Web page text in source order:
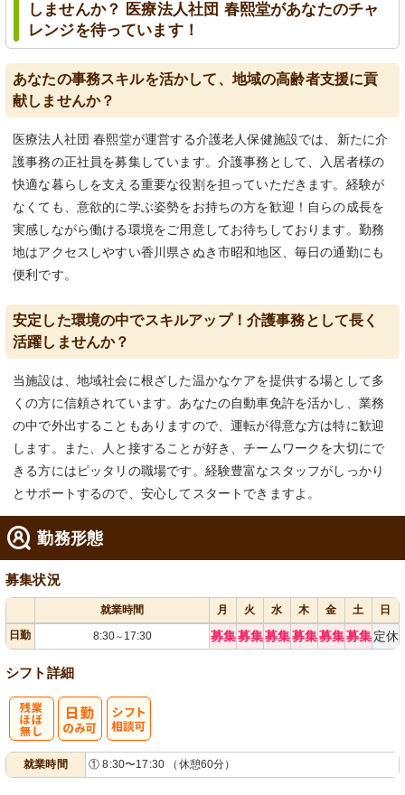
しませんか？ 医療法人社団 春熙堂があなたのチャ
レンジを待っています！
あなたの事務スキルを活かして、地域の高齢者支援に貢
献しませんか？
医療法人社団 春熙堂が運営する介護老人保健施設では、新たに介
護事務の正社員を募集しています。介護事務として、入居者様の
快適な暮らしを支える重要な役割を担っていただきます。経験が
なくても、意欲的に学ぶ姿勢をお持ちの方を歓迎！自らの成長を
実感しながら働ける環境をご用意してお待ちしております。勤務
地はアクセスしやすい香川県さぬき市昭和地区、毎日の通勤にも
便利です。
安定した環境の中でスキルアップ！介護事務として長く
活躍しませんか？
当施設は、地域社会に根ざした温かなケアを提供する場として多
くの方に信頼されています。あなたの自動車免許を活かし、業務
の中で外出することもありますので、運転が得意な方は特に歓迎
します。また、人と接することが好き、チームワークを大切にで
きる方にはピッタリの職場です。経験豊富なスタッフがしっかり
とサポートするので、安心してスタートできますよ。
勤務形態
募集状況
就業時間 月 火 水 木 金 土
日
日勤
8:30～ 17:30 募集募集募集募集募集募集 定休
シフト詳細
就業時間 ① 8:30〜17:30 （休憩60分）